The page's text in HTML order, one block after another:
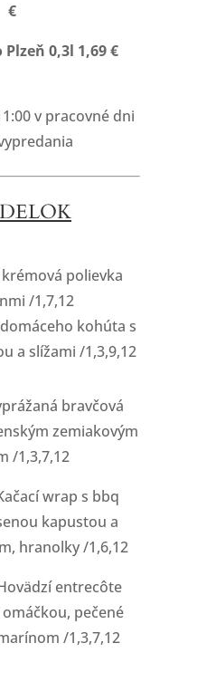
€
Plzeň 0,3l 1,69 €
v pracovné dni
polievka
/1,7,12
kohúta s
a slížami /1,3,9,12
bravčová
zemiakovým
/1,3,7,12
wrap s bbq
kapustou a
hranolky /1,6,12
entrecôte
pečené
/1,3,7,12